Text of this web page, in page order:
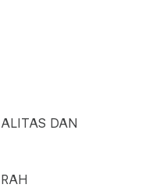
DAN